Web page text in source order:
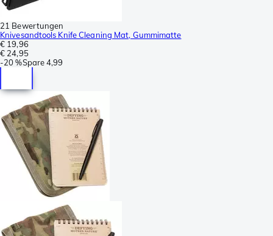
21 Bewertungen
Knivesandtools Knife Cleaning Mat, Gummimatte
€ 19,96
€ 24,95
-20 %Spare4,99